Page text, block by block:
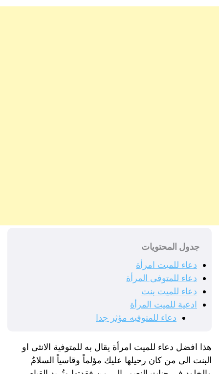
جدول المحتويات
دعاء للميت امرأة
دعاء للمتوفى المرأة
دعاء للميت بنت
ادعية للميت المرأة
دعاء للمتوفيه مؤثر جدا
هذا افضل دعاء للميت امرأة يقال به للمتوفية الانثى او
البنت الى من كان رحيلها عليك مؤلماً وقاسياً السلامُ